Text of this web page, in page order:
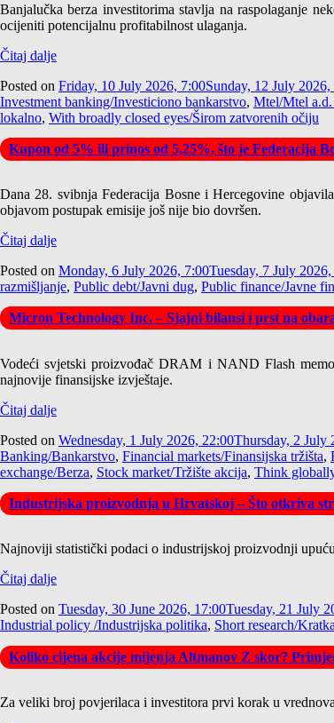
Banjalučka berza investitorima stavlja na raspolaganje
ocijeniti potencijalnu profitabilnost ulaganja.
Čitaj dalje
Posted on Friday, 10 July 2026, 7:00Sunday, 12 July 2026,
Investment banking/Investiciono bankarstvo, Mtel/Mtel
lokalno, With broadly closed eyes/Širom zatvorenih očiju
Kupon od 5% ili prinos od 5,25%, što je Federacija
Dana 28. svibnja Federacija Bosne i Hercegovine
objavom postupak emisije još nije bio dovršen.
Čitaj dalje
Posted on Monday, 6 July 2026, 7:00Tuesday, 7 July
razmišljanje, Public debt/Javni dug, Public finance/Javne
Micron Technology Inc. – Sjajni bilansi i prst na
Vodeći svjetski proizvođač DRAM i NAND Flash
najnovije finansijske izvještaje.
Čitaj dalje
Posted on Wednesday, 1 July 2026, 22:00Thursday, 2 July
Banking/Bankarstvo, Financial markets/Finansijska tržišta,
exchange/Berza, Stock market/Tržište akcija, Think
Industrijska proizvodnja u Hrvatskoj – Što otkriva
Najnoviji statistički podaci o industrijskoj proizvodnji
Čitaj dalje
Posted on Tuesday, 30 June 2026, 17:00Tuesday, 21 July
Industrial policy /Industrijska politika, Short research/
Koliko cijena akcije mijenja Altmanov Z skor?
Za veliki broj povjerilaca i investitora prvi korak u